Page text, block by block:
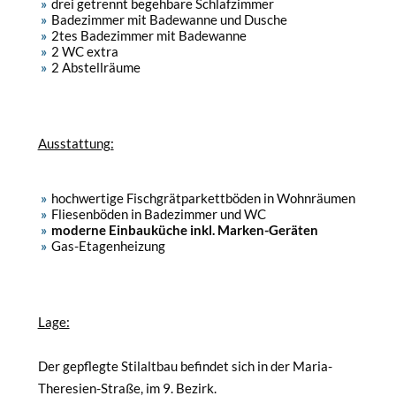
drei getrennt begehbare Schlafzimmer
Badezimmer mit Badewanne und Dusche
2tes Badezimmer mit Badewanne
2 WC extra
2 Abstellräume
Ausstattung:
hochwertige Fischgrätparkettböden in Wohnräumen
Fliesenböden in Badezimmer und WC
moderne Einbauküche inkl. Marken-Geräten
Gas-Etagenheizung
Lage:
Der gepflegte Stilaltbau befindet sich in der Maria-
Theresien-Straße, im 9. Bezirk.